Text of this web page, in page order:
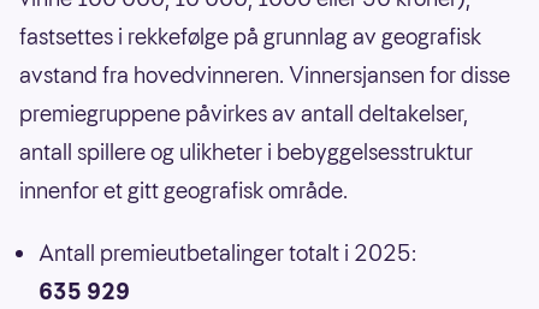
fastsettes i rekkefølge på grunnlag av geografisk
avstand fra hovedvinneren. Vinnersjansen for disse
premiegruppene påvirkes av antall deltakelser,
antall spillere og ulikheter i bebyggelsesstruktur
innenfor et gitt geografisk område.
Antall premieutbetalinger totalt i 2025:
635 929